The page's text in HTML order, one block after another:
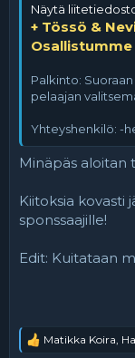
Näytä
+ Tössö &
Palkinto:
pelaajan
Yhteyshenkilö: -
Minäpäs aloitan
Kiitoksia kovasti
sponssaajille!
Edit: Kuitataan
R
Matikka Koira